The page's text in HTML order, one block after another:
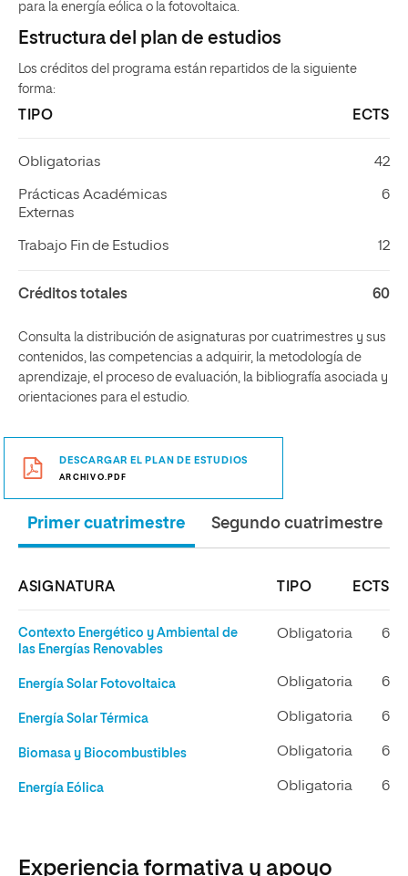
para la energía eólica o la fotovoltaica.
Estructura del plan de estudios
Los créditos del programa están repartidos de la siguiente
forma:
TIPO ECTS
Obligatorias 42
Prácticas Académicas
Externas
6
Trabajo Fin de Estudios 12
Créditos totales 60
Consulta la distribución de asignaturas por cuatrimestres y sus
contenidos, las competencias a adquirir, la metodología de
aprendizaje, el proceso de evaluación, la bibliografía asociada y
orientaciones para el estudio.
DESCARGAR EL PLAN DE ESTUDIOS
ARCHIVO.PDF
Primer cuatrimestre Segundo cuatrimestre
ASIGNATURA TIPO ECTS
Contexto Energético y Ambiental de
las Energías Renovables
Obligatoria 6
Energía Solar Fotovoltaica Obligatoria 6
Energía Solar Térmica Obligatoria 6
Biomasa y Biocombustibles Obligatoria 6
Energía Eólica Obligatoria 6
Experiencia formativa y apoyo